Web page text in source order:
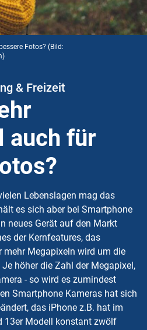
Fotos? (Bild:
& Freizeit
auch für
Lebenslagen mag das
es sich aber bei Smartphone
neues Gerät auf den Markt
der Kernfeatures, das
Megapixeln wird um die
höher die Zahl der Megapixel,
- so wird es zumindest
Smartphone Kameras hat sich
das iPhone z.B. hat im
13er Modell konstant zwölf